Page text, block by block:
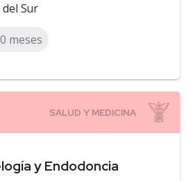
Sur
meses
y Endodoncia